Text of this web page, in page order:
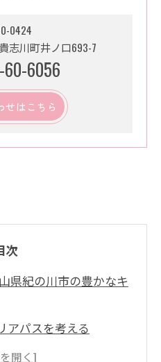
0424
志川町井ノ口693-7
60-6056
せはこちら
次
県紀の川市の豊かなキ
アパスを考える
介護で得られる経験